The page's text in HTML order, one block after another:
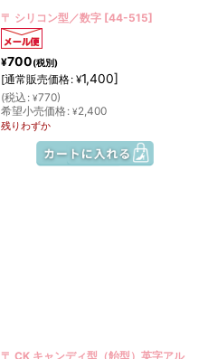
〒 シリコン型／数字 [44-515]
¥700(税別)
[通常販売価格: ¥1,400]
(税込 : ¥770)
希望小売価格: ¥2,400
残りわずか
〒 CK キャンディ型（飴型）英字アル